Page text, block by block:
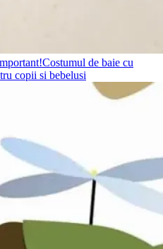
de baie cu
copii si bebelusi